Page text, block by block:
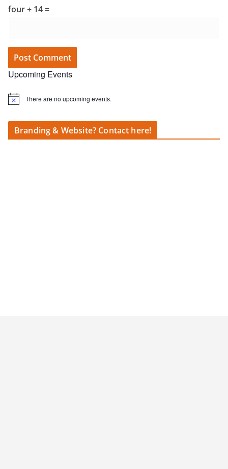
four + 14 =
Upcoming Events
N
There are no upcoming events.
Branding & Website? Contact here!